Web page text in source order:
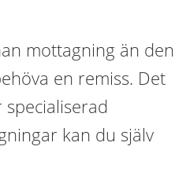
mottagning än den
en remiss. Det
kan du själv